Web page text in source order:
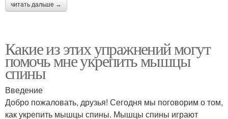
читать дальше →
Какие из этих упражнений могут
помочь мне укрепить мышцы
спины
Введение
Добро пожаловать, друзья! Сегодня мы поговорим о том,
как укрепить мышцы спины. Мышцы спины играют